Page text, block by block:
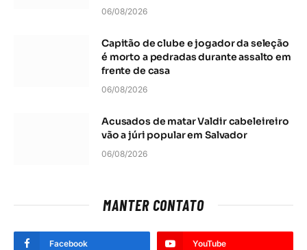
06/08/2026
Capitão de clube e jogador da seleção
é morto a pedradas durante assalto em
frente de casa
06/08/2026
Acusados de matar Valdir cabeleireiro
vão a júri popular em Salvador
06/08/2026
MANTER CONTATO
Facebook YouTube